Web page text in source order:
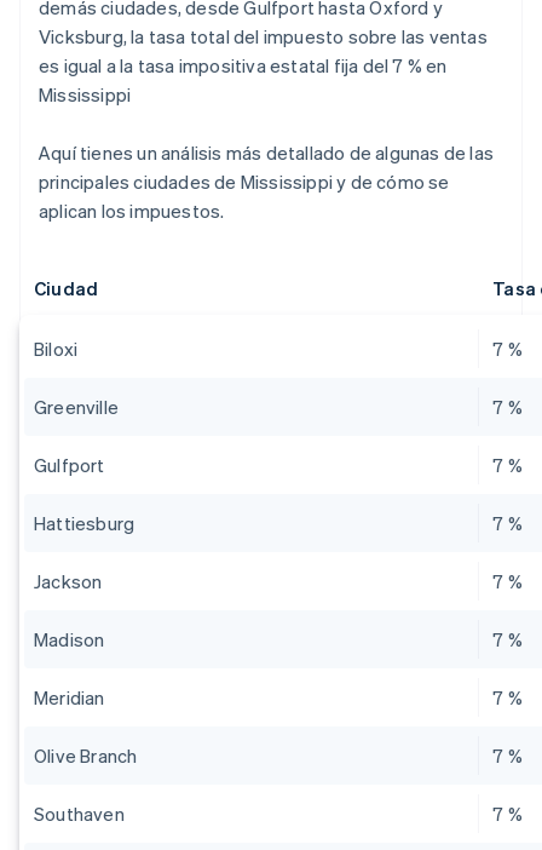
demás ciudades, desde Gulfport hasta Oxford y
Vicksburg, la tasa total del impuesto sobre las ventas
es igual a la tasa impositiva estatal fija del 7 % en
Mississippi
Aquí tienes un análisis más detallado de algunas de las
principales ciudades de Mississippi y de cómo se
aplican los impuestos.
Ciudad
Biloxi 7 %
Greenville 7 %
Gulfport 7 %
Hattiesburg 7 %
Jackson 7 %
Madison 7 %
Meridian 7 %
Olive Branch 7 %
Southaven 7 %